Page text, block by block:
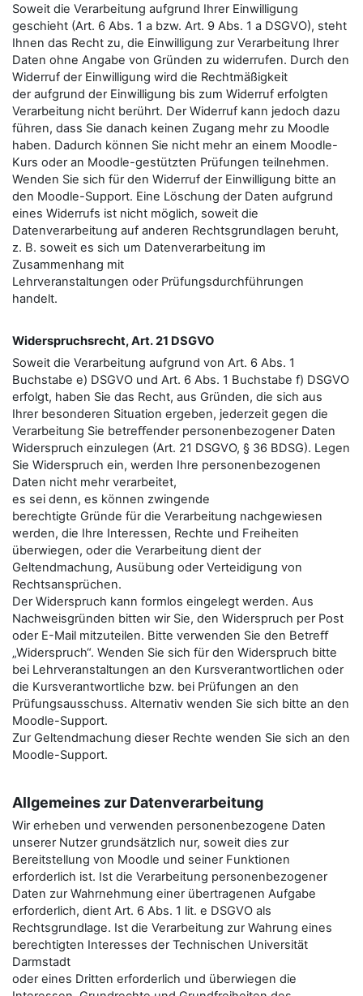
Soweit die Verarbeitung aufgrund Ihrer Einwilligung
geschieht (Art. 6 Abs. 1 a bzw. Art. 9 Abs. 1 a DSGVO), steht
Ihnen das Recht zu, die Einwilligung zur Verarbeitung Ihrer
Daten ohne Angabe von Gründen zu widerrufen. Durch den
Widerruf der Einwilligung wird die Rechtmäßigkeit
der aufgrund der Einwilligung bis zum Widerruf erfolgten
Verarbeitung nicht berührt. Der Widerruf kann jedoch dazu
führen, dass Sie danach keinen Zugang mehr zu Moodle
haben. Dadurch können Sie nicht mehr an einem Moodle-
Kurs oder an Moodle-gestützten Prüfungen teilnehmen.
Wenden Sie sich für den Widerruf der Einwilligung bitte an
den Moodle-Support. Eine Löschung der Daten aufgrund
eines Widerrufs ist nicht möglich, soweit die
Datenverarbeitung auf anderen Rechtsgrundlagen beruht,
z. B. soweit es sich um Datenverarbeitung im
Zusammenhang mit
Lehrveranstaltungen oder Prüfungsdurchführungen
handelt.
Widerspruchsrecht, Art. 21 DSGVO
Soweit die Verarbeitung aufgrund von Art. 6 Abs. 1
Buchstabe e) DSGVO und Art. 6 Abs. 1 Buchstabe f) DSGVO
erfolgt, haben Sie das Recht, aus Gründen, die sich aus
Ihrer besonderen Situation ergeben, jederzeit gegen die
Verarbeitung Sie betreﬀender personenbezogener Daten
Widerspruch einzulegen (Art. 21 DSGVO, § 36 BDSG). Legen
Sie Widerspruch ein, werden Ihre personenbezogenen
Daten nicht mehr verarbeitet,
es sei denn, es können zwingende
berechtigte Gründe für die Verarbeitung nachgewiesen
werden, die Ihre Interessen, Rechte und Freiheiten
überwiegen, oder die Verarbeitung dient der
Geltendmachung, Ausübung oder Verteidigung von
Rechtsansprüchen.
Der Widerspruch kann formlos eingelegt werden. Aus
Nachweisgründen bitten wir Sie, den Widerspruch per Post
oder E-Mail mitzuteilen. Bitte verwenden Sie den Betreﬀ
„Widerspruch“. Wenden Sie sich für den Widerspruch bitte
bei Lehrveranstaltungen an den Kursverantwortlichen oder
die Kursverantwortliche bzw. bei Prüfungen an den
Prüfungsausschuss. Alternativ wenden Sie sich bitte an den
Moodle-Support.
Zur Geltendmachung dieser Rechte wenden Sie sich an den
Moodle-Support.
Allgemeines zur Datenverarbeitung
Wir erheben und verwenden personenbezogene Daten
unserer Nutzer grundsätzlich nur, soweit dies zur
Bereitstellung von Moodle und seiner Funktionen
erforderlich ist. Ist die Verarbeitung personenbezogener
Daten zur Wahrnehmung einer übertragenen Aufgabe
erforderlich, dient Art. 6 Abs. 1 lit. e DSGVO als
Rechtsgrundlage. Ist die Verarbeitung zur Wahrung eines
berechtigten Interesses der Technischen Universität
Darmstadt
oder eines Dritten erforderlich und überwiegen die